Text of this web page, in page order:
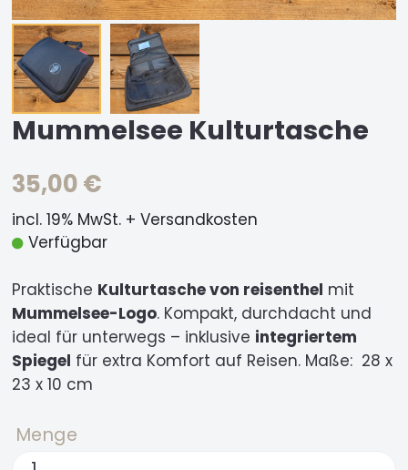
Mummelsee Kulturtasche
35,00 €
incl. 19% MwSt. + Versandkosten
Verfügbar
Praktische Kulturtasche von reisenthel mit
Mummelsee-Logo. Kompakt, durchdacht und
ideal für unterwegs – inklusive integriertem
Spiegel für extra Komfort auf Reisen. Maße: 28 x
23 x 10 cm
Menge